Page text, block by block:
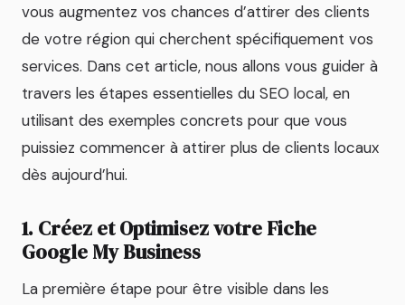
vous augmentez vos chances d’attirer des clients
de votre région qui cherchent spécifiquement vos
services. Dans cet article, nous allons vous guider à
travers les étapes essentielles du SEO local, en
utilisant des exemples concrets pour que vous
puissiez commencer à attirer plus de clients locaux
dès aujourd’hui.
1. Créez et Optimisez votre Fiche
Google My Business
La première étape pour être visible dans les